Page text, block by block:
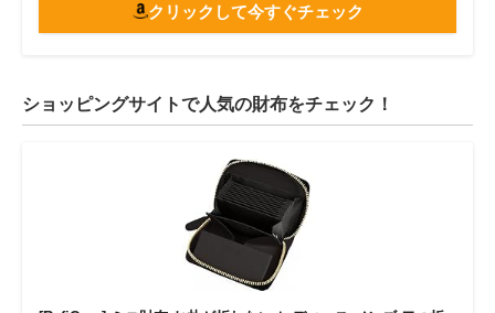
クリックして今すぐチェック
ショッピングサイトで人気の財布をチェック！